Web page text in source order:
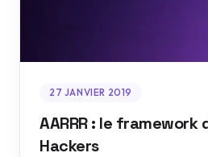
27 JANVIER 2019
AARRR : le framework
Hackers